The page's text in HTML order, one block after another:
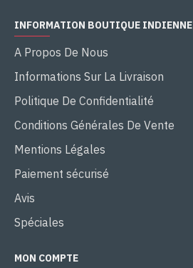
INFORMATION BOUTIQUE INDIENNE
A Propos De Nous
Informations Sur La Livraison
Politique De Confidentialité
Conditions Générales De Vente
Mentions Légales
Paiement sécurisé
Avis
Spéciales
MON COMPTE